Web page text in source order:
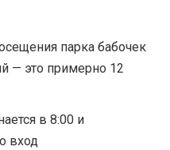
парка бабочек
— это примерно 12
в 8:00 и
вход